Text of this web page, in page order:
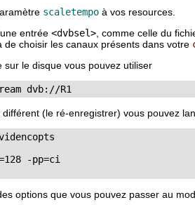
scaletempo à vos resources.
entrée <dvbsel>, comme celle du
choisir les canaux présents dans votre
le disque vous pouvez utiliser
(le ré-enregistrer) vous pouvez
-pp=ci
options que vous pouvez passer au